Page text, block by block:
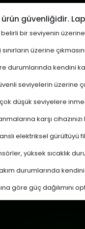
güvenliğidir.
bir seviyenin
sınırların üzerine
durumlarında kendini
seviyelerin üzerine
düşük seviyelere
karşı
elektriksel gürültüyü
yüksek sıcaklık
durumlarında
göre güç dağılımını